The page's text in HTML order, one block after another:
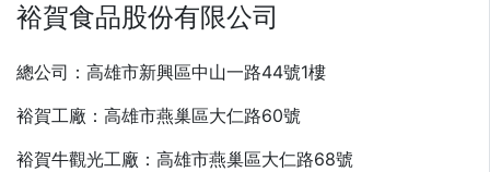
裕賀食品股份有限公司
總公司：高雄市新興區中山一路44號1樓
裕賀工廠：高雄市燕巢區大仁路60號
裕賀牛觀光工廠：高雄市燕巢區大仁路68號